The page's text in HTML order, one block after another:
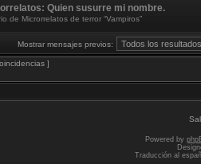
Quien susurre mi nombre.
de Microrrelatos de terror “Vampiros”
Mostrar mensajes previos:
]
Powered by
Traducción al